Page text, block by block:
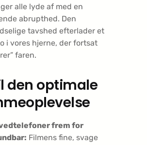
alle lyde af med en
abrupthed. Den
tavshed efterlader et
i vores hjerne, der fortsat
faren.
den optimale
frem for
Filmens fine, svage